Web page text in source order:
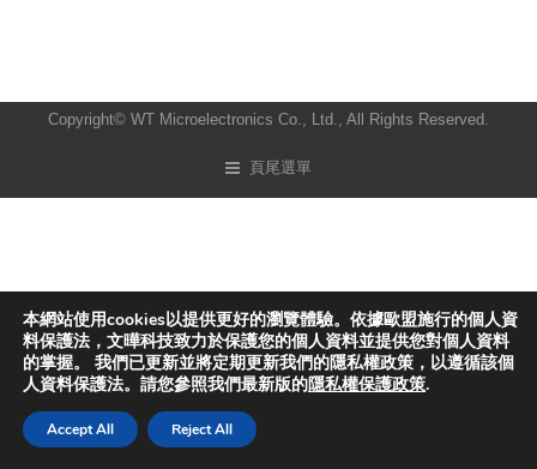
Copyright© WT Microelectronics Co., Ltd., All Rights Reserved.
頁尾選單
本網站使用cookies以提供更好的瀏覽體驗。依據歐盟施行的個人資
料保護法，文曄科技致力於保護您的個人資料並提供您對個人資料
的掌握。 我們已更新並將定期更新我們的隱私權政策，以遵循該個
人資料保護法。請您參照我們最新版的隱私權保護政策.
Accept All Reject All